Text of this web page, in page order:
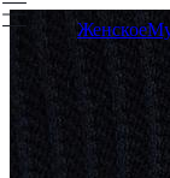
Женское